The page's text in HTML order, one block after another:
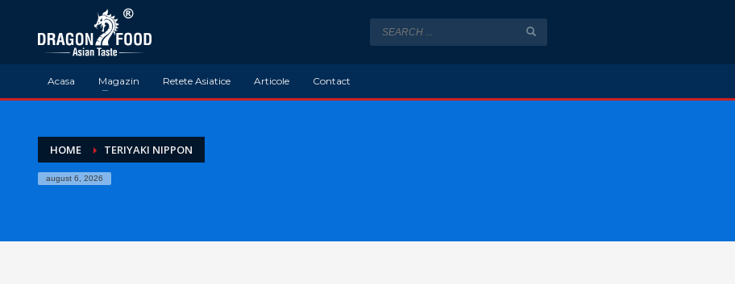
Acasa Magazin Retete Asiatice Articole Contact
HOME TERIYAKI NIPPON
august 6, 2026